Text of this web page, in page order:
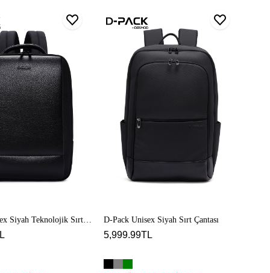
Siyah Teknolojik Sırt
Pack
Çantası
D-Pack Unisex Siyah Sırt Çantası
5,999.99TL